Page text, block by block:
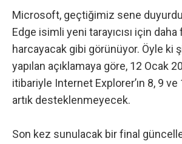
Microsoft, geçtiğimiz sene
Edge isimli yeni tarayıcısı için
harcayacak gibi görünüyor. Öyle ki
yapılan açıklamaya göre, 12 Ocak
itibariyle Internet Explorer’ın 8, 9
artık desteklenmeyecek.
Son kez sunulacak bir final